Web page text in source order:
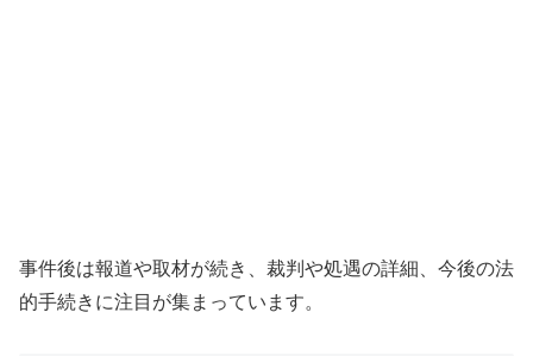
事件後は報道や取材が続き、裁判や処遇の詳細、今後の法
的手続きに注目が集まっています。